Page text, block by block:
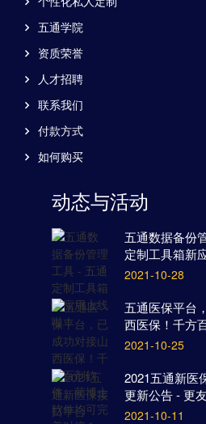
五通学院
资质荣誉
人才招聘
联系我们
付款方式
如何购买
动态与活动
五通数据备份
定制工具箱新
2021-10-28
五通医保平台
西医保！千方
2021-10-25
2021五通新医
更新公告 - 更
2021-10-11